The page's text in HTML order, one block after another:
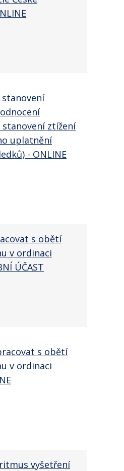
stanovení
ztížení
uplatnění
- ONLINE
s obětí
v ordinaci
ÚČAST
s obětí
v ordinaci
vyšetření